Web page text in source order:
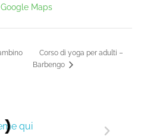
Google Maps
Corso di yoga per adulti –
Barbengo